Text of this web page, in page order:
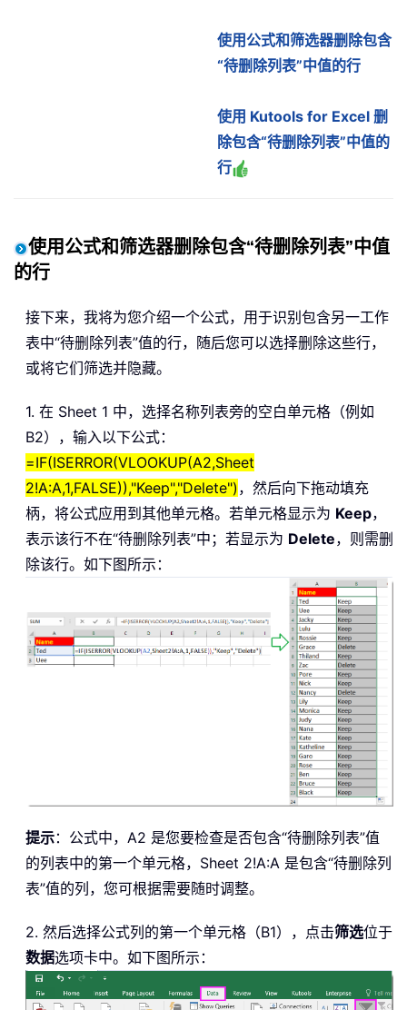
使用公式和筛选器删除包含
“待删除列表”中值的行
使用 Kutools for Excel 删
除包含“待删除列表”中值的
行
使用公式和筛选器删除包含“待删除列表”中值
的行
接下来，我将为您介绍一个公式，用于识别包含另一工作
表中“待删除列表”值的行，随后您可以选择删除这些行，
或将它们筛选并隐藏。
1. 在 Sheet 1 中，选择名称列表旁的空白单元格（例如
B2），输入以下公式：
=IF(ISERROR(VLOOKUP(A2,Sheet
2!A:A,1,FALSE)),"Keep","Delete") ，然后向下拖动填充
柄，将公式应用到其他单元格。若单元格显示为 Keep，
表示该行不在“待删除列表”中；若显示为 Delete，则需删
除该行。如下图所示：
提示：公式中，A2 是您要检查是否包含“待删除列表”值
的列表中的第一个单元格，Sheet 2!A:A 是包含“待删除列
表”值的列，您可根据需要随时调整。
2. 然后选择公式列的第一个单元格（B1），点击筛选位于
数据选项卡中。如下图所示：